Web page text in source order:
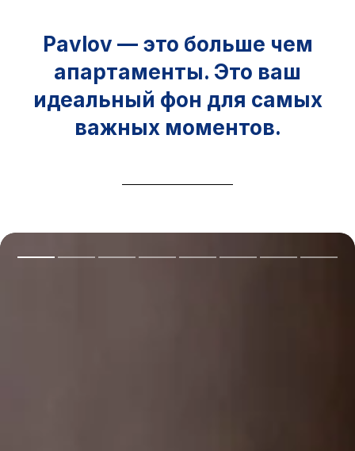
Pavlov — это больше чем
апартаменты. Это ваш
идеальный фон для самых
важных моментов.